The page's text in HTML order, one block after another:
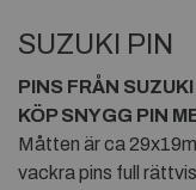
SUZUKI PIN
PINS FRÅN SUZUKI
KÖP SNYGG PIN
Måtten är ca
vackra pins full